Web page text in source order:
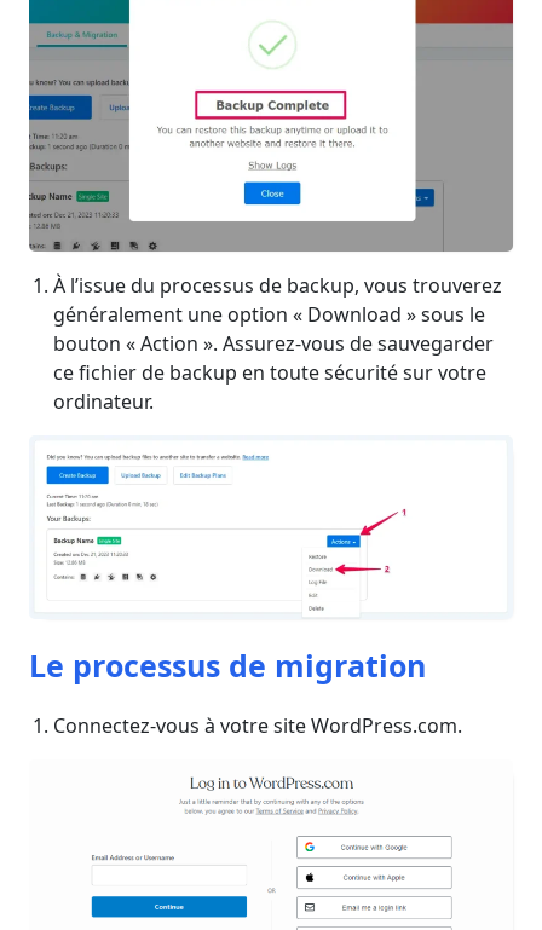
À l’issue du processus de backup, vous trouverez
généralement une option « Download » sous le
bouton « Action ». Assurez-vous de sauvegarder
ce fichier de backup en toute sécurité sur votre
ordinateur.
Le processus de migration
Connectez-vous à votre site WordPress.com.